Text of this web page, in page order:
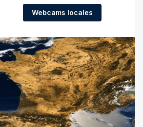
Webcams locales